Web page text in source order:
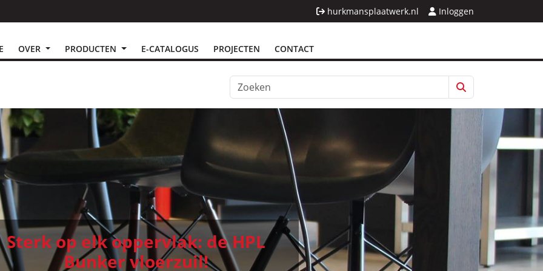
hurkmansplaatwerk.nl Inloggen
OVER PRODUCTEN E-CATALOGUS PROJECTEN CONTACT
Sterk op elk oppervlak: de HPL
Bunker vloerzuil!